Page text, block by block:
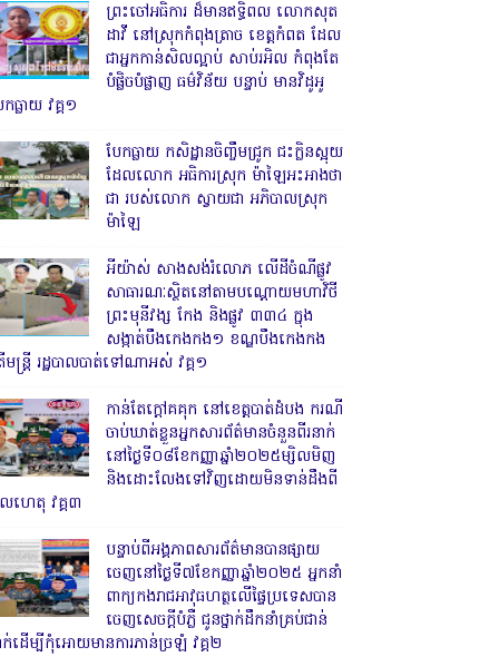
ព្រះចៅអធិការ ដ៏មានឥទ្ធិពល លោកសុត
ដាវី នៅស្រុកកំពុងត្រាច ខេត្តកំពត ដែល
ជាអ្នកកាន់សិលល្អាប់ សាប់រអិល កំពុងតែ
បំផ្លិចបំផ្លាញ ធម៌វិន័យ បន្ទាប់ មានវិដូអូ
កធ្លាយ វគ្គ១
បែកធ្លាយ កសិដ្ឋានចិញ្ចឹមជ្រូក ជះក្លិនស្អុយ
ដែលលោក អធិការស្រុក ម៉ាឡៃអះអាងថា
ជា របស់លោក ស្វាយជា អភិបាលស្រុក
ម៉ាឡៃ
អីយ៉ាស់ សាងសង់រំលោភ លើដីចំណីផ្លូវ
សាធារណៈស្ថិតនៅតាមបណ្ដោយមហាវិថី
ព្រះមុនីវង្ស កែង និងផ្លូវ ៣៣៤ ក្នុង
សង្កាត់បឹងកេងកង១ ខណ្ឌបឹងកេងកង
មន្ត្រី រដ្ឋបាលបាត់ទៅណាអស់ វគ្គ១
កាន់តែក្តៅគគុក នៅខេត្តបាត់ដំបង ករណី
ចាប់ឃាត់ខ្លួនអ្នកសារព័ត៌មានចំនួនពីរនាក់
នៅថ្ងៃទី០៨ខែកញ្ញាឆ្នាំ២០២៥ម្សិលមិញ
និងដោះលែងទៅវិញដោយមិនទាន់ដឹងពី
ហេតុ វគ្គ៣
បន្ទាប់ពីអង្គភាពសារព័ត៌មានបានផ្សាយ
ចេញនៅថ្ងៃទី៧ខែកញ្ញាឆ្នាំ២០២៥ អ្នកនាំ
ពាក្យកងរាជអាវុធហត្ថលើផ្ទៃប្រទេសបាន
ចេញសេចក្តីបំភ្លឺ ជូនថ្នាក់ដឹកនាំគ្រប់ជាន់
ាក់ដើម្បីកុំអោយមានការភាន់ច្រឡំ វគ្គ២